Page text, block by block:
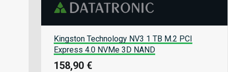
Kingston Technology NV3 1 TB M.2 PCI
Express 4.0 NVMe 3D NAND
158,90 €